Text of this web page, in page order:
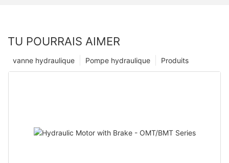
TU POURRAIS AIMER
Produits
Pompe hydraulique
vanne hydraulique